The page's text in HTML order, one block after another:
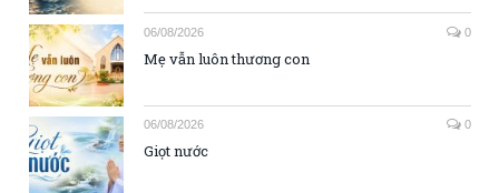
06/08/2026 0
Mẹ vẫn luôn thương con
06/08/2026 0
Giọt nước